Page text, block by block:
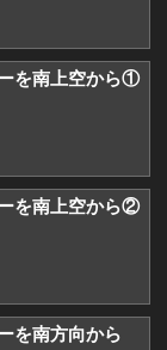
を南上空から①
を南上空から②
を南方向から